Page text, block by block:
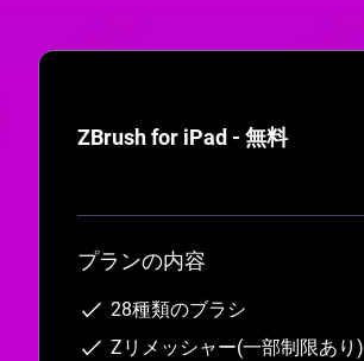
ZBrush for iPad - 無料
プランの内容
28種類のブラシ
Zリメッシャー(一部制限あり)